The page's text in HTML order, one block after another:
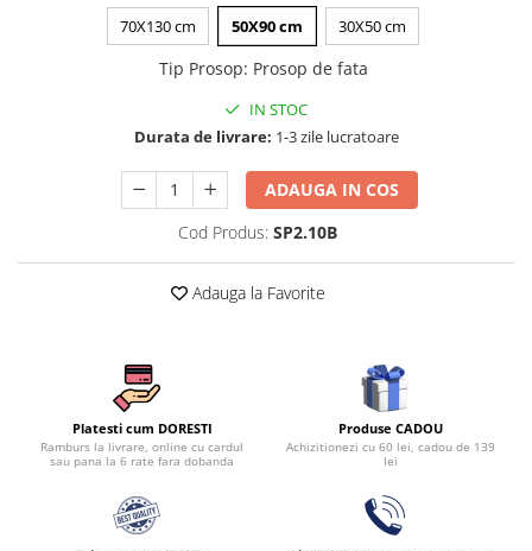
Lenjerii De Pat Damasc 1 Persoana
Lenjerii De Pat, Imprimeu 3D, 1
70X130 cm 50X90 cm 30X50 cm
Tip Prosop: Prosop de fata
IN STOC
Durata de livrare: 1-3 zile lucratoare
ADAUGA IN COS
Cod Produs: SP2.10B
Adauga la Favorite
Platesti cum DORESTI
Ramburs la livrare, online cu cardul
sau pana la 6 rate fara dobanda
Produse CADOU
Achizitionezi cu 60 lei, cadou de 139
lei